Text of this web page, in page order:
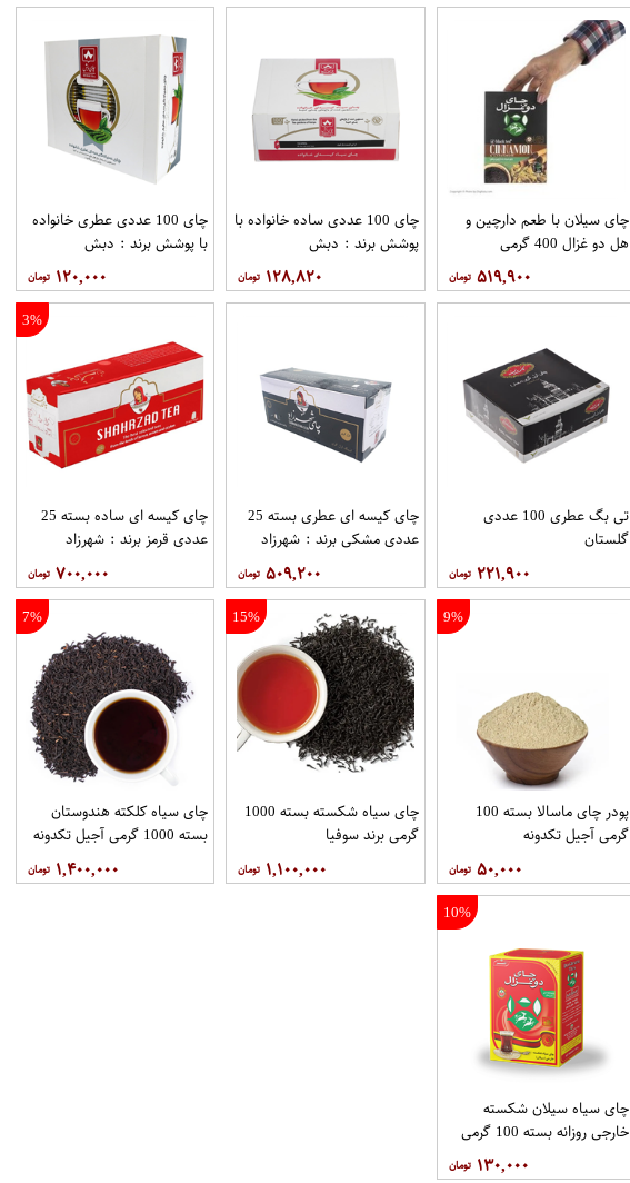
چای سیلان با طعم دارچین و
هل دو غزال 400 گرمی
۵۱۹,۹۰۰
چای 100 عددی ساده خانواده با
پوشش برند : دبش
۱۲۸,۸۲۰
چای 100 عددی عطری خانواده
با پوشش برند : دبش
۱۲۰,۰۰۰
تی بگ عطری 100 عددی
گلستان
۲۲۱,۹۰۰
چای کیسه ای عطری بسته 25
عددی مشکی برند : شهرزاد
۵۰۹,۲۰۰
3%
چای کیسه ای ساده بسته 25
عددی قرمز برند : شهرزاد
۷۰۰,۰۰۰
9%
پودر چای ماسالا بسته 100
گرمی آجیل تکدونه
۵۰,۰۰۰
15%
چای سیاه شکسته بسته 1000
گرمی برند سوفیا
۱,۱۰۰,۰۰۰
7%
چای سیاه کلکته هندوستان
بسته 1000 گرمی آجیل تکدونه
۱,۴۰۰,۰۰۰
10%
چای سیاه سیلان شکسته
خارجی روزانه بسته 100 گرمی
۱۳۰,۰۰۰